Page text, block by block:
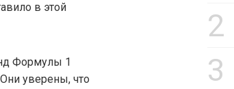
в этой
Формулы 1
уверены, что
2
3